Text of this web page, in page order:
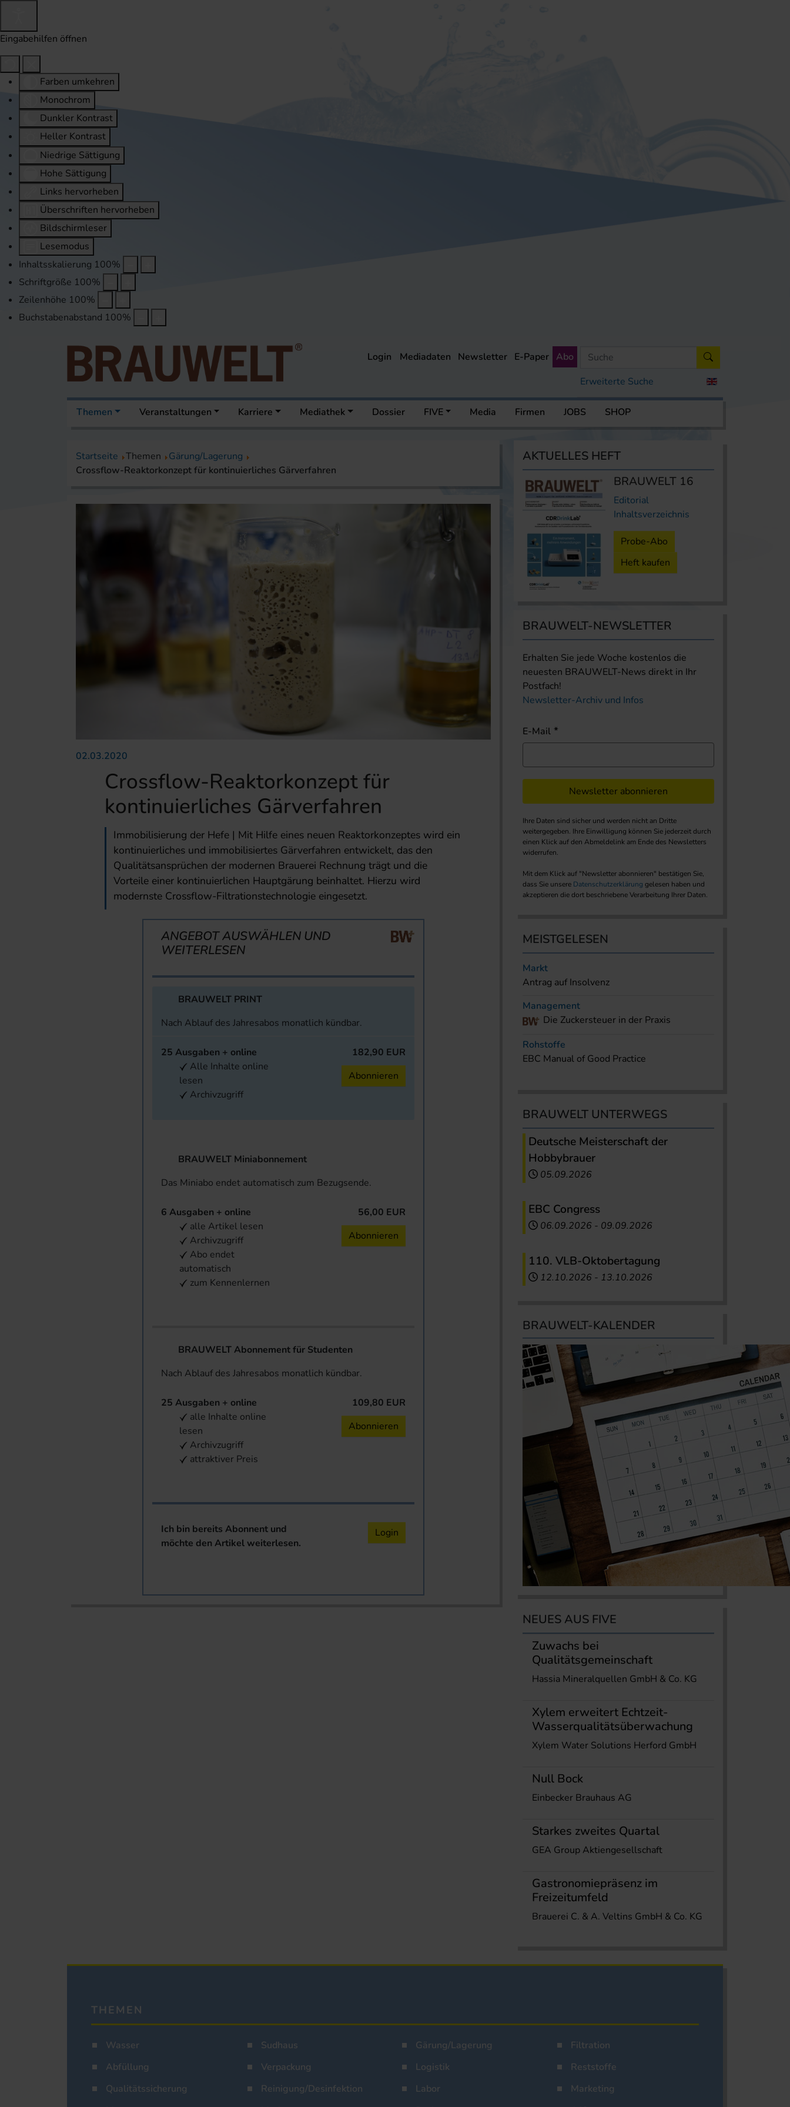
Eingabehilfen öffnen
Farben umkehren
Monochrom
Dunkler Kontrast
Heller Kontrast
Niedrige Sättigung
Hohe Sättigung
Links hervorheben
Überschriften hervorheben
Bildschirmleser
Lesemodus
Inhaltsskalierung 100%
Schriftgröße 100%
Zeilenhöhe 100%
Buchstabenabstand 100%
Erweiterte Suche
Login Mediadaten Newsletter E-Paper Abo
Themen Veranstaltungen Karriere Mediathek Dossier FIVE Media Firmen JOBS SHOP
Startseite Themen
Gärung/Lagerung
Crossflow-Reaktorkonzept für kontinuierliches Gärverfahren
02.03.2020
Crossflow-Reaktorkonzept für
kontinuierliches Gärverfahren
Immobilisierung der Hefe | Mit Hilfe eines neuen Reaktor­konzeptes wird ein
kontinuierliches und immobilisiertes Gärver­fahren entwickelt, das den
Qualitätsansprüchen der modernen Brauerei Rechnung trägt und die
Vorteile einer kontinuierlichen Hauptgärung beinhaltet. Hierzu wird
modernste Crossflow-Filtrationstechnologie eingesetzt.
ANGEBOT AUSWÄHLEN UND
WEITERLESEN
BRAUWELT PRINT
Nach Ablauf des Jahresabos monatlich kündbar.
25 Ausgaben + online
Alle Inhalte online
lesen
Archivzugriff
182,90 EUR
Abonnieren
BRAUWELT Miniabonnement
Das Miniabo endet automatisch zum Bezugsende.
6 Ausgaben + online
alle Artikel lesen
Archivzugriff
Abo endet
automatisch
zum Kennenlernen
56,00 EUR
Abonnieren
BRAUWELT Abonnement für Studenten
Nach Ablauf des Jahresabos monatlich kündbar.
25 Ausgaben + online
alle Inhalte online
lesen
Archivzugriff
attraktiver Preis
109,80 EUR
Abonnieren
Ich bin bereits Abonnent und
möchte den Artikel weiterlesen.
Login
AKTUELLES HEFT
BRAUWELT 16
Editorial
Inhaltsverzeichnis
Probe-Abo
Heft kaufen
BRAUWELT-NEWSLETTER
Erhalten Sie jede Woche kostenlos die
neuesten BRAUWELT-News direkt in Ihr
Postfach!
Newsletter-Archiv und Infos
E-Mail
Newsletter abonnieren
Ihre Daten sind sicher und werden nicht an Dritte
weitergegeben. Ihre Einwilligung können Sie jederzeit durch
einen Klick auf den Abmeldelink am Ende des Newsletters
widerrufen.
Mit dem Klick auf "Newsletter abonnieren" bestätigen Sie,
dass Sie unsere Datenschutzerklärung gelesen haben und
akzeptieren die dort beschriebene Verarbeitung Ihrer Daten.
MEISTGELESEN
Markt
Antrag auf Insolvenz
Management
Die Zuckersteuer in der Praxis
Rohstoffe
EBC Manual of Good Practice
BRAUWELT UNTERWEGS
Deutsche Meisterschaft der
Hobbybrauer
05.09.2026
EBC Congress
06.09.2026 - 09.09.2026
110. VLB-Oktobertagung
12.10.2026 - 13.10.2026
BRAUWELT-KALENDER
NEUES AUS FIVE
Zuwachs bei
Qualitätsgemeinschaft
Hassia Mineralquellen GmbH & Co. KG
Xylem erweitert Echtzeit-
Wasserqualitätsüberwachung
Xylem Water Solutions Herford GmbH
Null Bock
Einbecker Brauhaus AG
Starkes zweites Quartal
GEA Group Aktiengesellschaft
Gastronomiepräsenz im
Freizeitumfeld
Brauerei C. & A. Veltins GmbH & Co. KG
THEMEN
Wasser Sudhaus Gärung/Lagerung
Filtration
Abfüllung
Verpackung Logistik
Reststoffe
Qualitätssicherung
Reinigung/Desinfektion Labor
Marketing